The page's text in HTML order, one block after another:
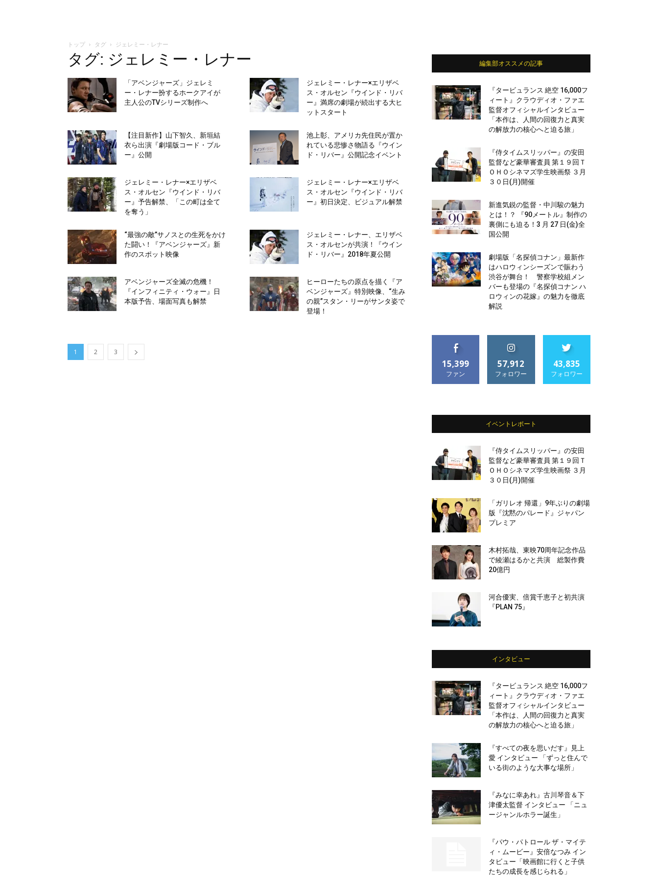
トップ タグ ジェレミー・レナー
タグ: ジェレミー・レナー
「アベンジャーズ」ジェレミ
ー・レナー扮するホークアイが
主人公のTVシリーズ制作へ
ジェレミー・レナー×エリザベ
ス・オルセン『ウインド・リバ
ー』満席の劇場が続出する大ヒ
ットスタート
【注目新作】山下智久、新垣結
衣ら出演『劇場版コード・ブル
ー』公開
池上彰、アメリカ先住民が置か
れている悲惨さ物語る『ウイン
ド・リバー』公開記念イベント
ジェレミー・レナー×エリザベ
ス・オルセン『ウインド・リバ
ー』予告解禁、「この町は全て
を奪う」
ジェレミー・レナー×エリザベ
ス・オルセン『ウインド・リバ
ー』初日決定、ビジュアル解禁
“最強の敵”サノスとの生死をかけ
た闘い！『アベンジャーズ』新
作のスポット映像
ジェレミー・レナー、エリザベ
ス・オルセンが共演！『ウイン
ド・リバー』2018年夏公開
アベンジャーズ全滅の危機！
『インフィニティ・ウォー』日
本版予告、場面写真も解禁
ヒーローたちの原点を描く『ア
ベンジャーズ』特別映像、“生み
の親”スタン・リーがサンタ姿で
登場！
1 2 3
編集部オススメの記事
『タービュランス 絶空 16,000フ
ィート』クラウディオ・ファエ
監督オフィシャルインタビュー
「本作は、人間の回復力と真実
の解放力の核心へと迫る旅」
『侍タイムスリッパー』の安田
監督など豪華審査員 第１９回Ｔ
ＯＨＯシネマズ学生映画祭 ３月
３０日(月)開催
新進気鋭の監督・中川駿の魅力
とは！？ 『90メートル』制作の
裏側にも迫る！3 月 27 日(金)全
国公開
劇場版「名探偵コナン」最新作
はハロウィンシーズンで賑わう
渋谷が舞台！ 警察学校組メン
バーも登場の『名探偵コナン ハ
ロウィンの花嫁』の魅力を徹底
解説
15,399
ファン
57,912
フォロワー
43,835
フォロワー
イベントレポート
『侍タイムスリッパー』の安田
監督など豪華審査員 第１９回Ｔ
ＯＨＯシネマズ学生映画祭 ３月
３０日(月)開催
「ガリレオ 帰還」9年ぶりの劇場
版『沈黙のパレード』ジャパン
プレミア
木村拓哉、東映70周年記念作品
で綾瀬はるかと共演 総製作費
20億円
河合優実、倍賞千恵子と初共演
『PLAN 75』
インタビュー
『タービュランス 絶空 16,000フ
ィート』クラウディオ・ファエ
監督オフィシャルインタビュー
「本作は、人間の回復力と真実
の解放力の核心へと迫る旅」
『すべての夜を思いだす』見上
愛 インタビュー 「ずっと住んで
いる街のような大事な場所」
『みなに幸あれ』古川琴音＆下
津優太監督 インタビュー 「ニュ
ージャンルホラー誕生」
『パウ・パトロール ザ・マイテ
ィ・ムービー』安倍なつみ イン
タビュー「映画館に行くと子供
たちの成長を感じられる」